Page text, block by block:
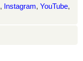
, Instagram, YouTube,